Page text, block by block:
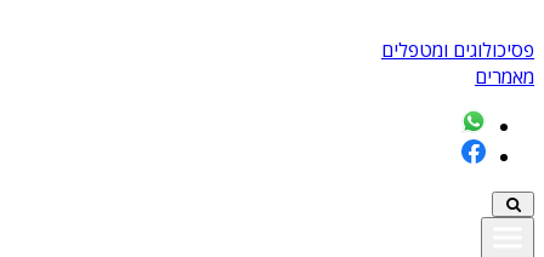
פסיכולוגים ומטפלים
מאמרים